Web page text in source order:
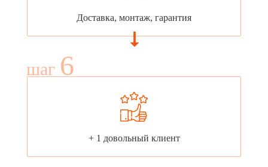
Доставка, монтаж, гарантия
шаг 6
+ 1 довольный клиент